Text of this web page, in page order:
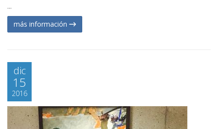
...
más información
dic
15
2016